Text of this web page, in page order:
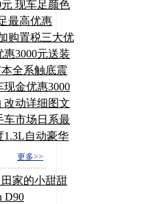
现车足颜色
最高优惠
购置税三大优
3000元送装
全系触底震
金优惠3000
改动详细图文
车市场日系最
1.3L自动豪华
更多>>
家的小甜甜
D90